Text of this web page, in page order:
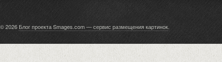
© 2026 Блог проекта Smages.com — сервис размещения картинок.